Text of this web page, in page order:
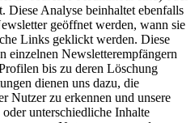
Diese Analyse beinhaltet ebenfalls
geöffnet werden, wann sie
Links geklickt werden. Diese
einzelnen Newsletterempfängern
bis zu deren Löschung
dienen uns dazu, die
Nutzer zu erkennen und unsere
oder unterschiedliche Inhalte